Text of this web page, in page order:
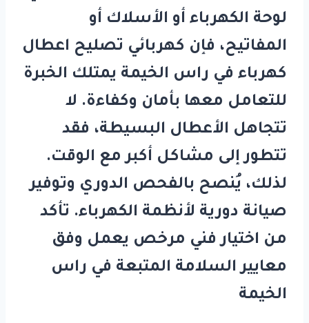
لوحة الكهرباء أو الأسلاك أو
المفاتيح، فإن كهربائي تصليح اعطال
كهرباء في راس الخيمة يمتلك الخبرة
للتعامل معها بأمان وكفاءة. لا
تتجاهل الأعطال البسيطة، فقد
تتطور إلى مشاكل أكبر مع الوقت.
لذلك، يُنصح بالفحص الدوري وتوفير
صيانة دورية لأنظمة الكهرباء. تأكد
من اختيار فني مرخص يعمل وفق
معايير السلامة المتبعة في راس
الخيمة